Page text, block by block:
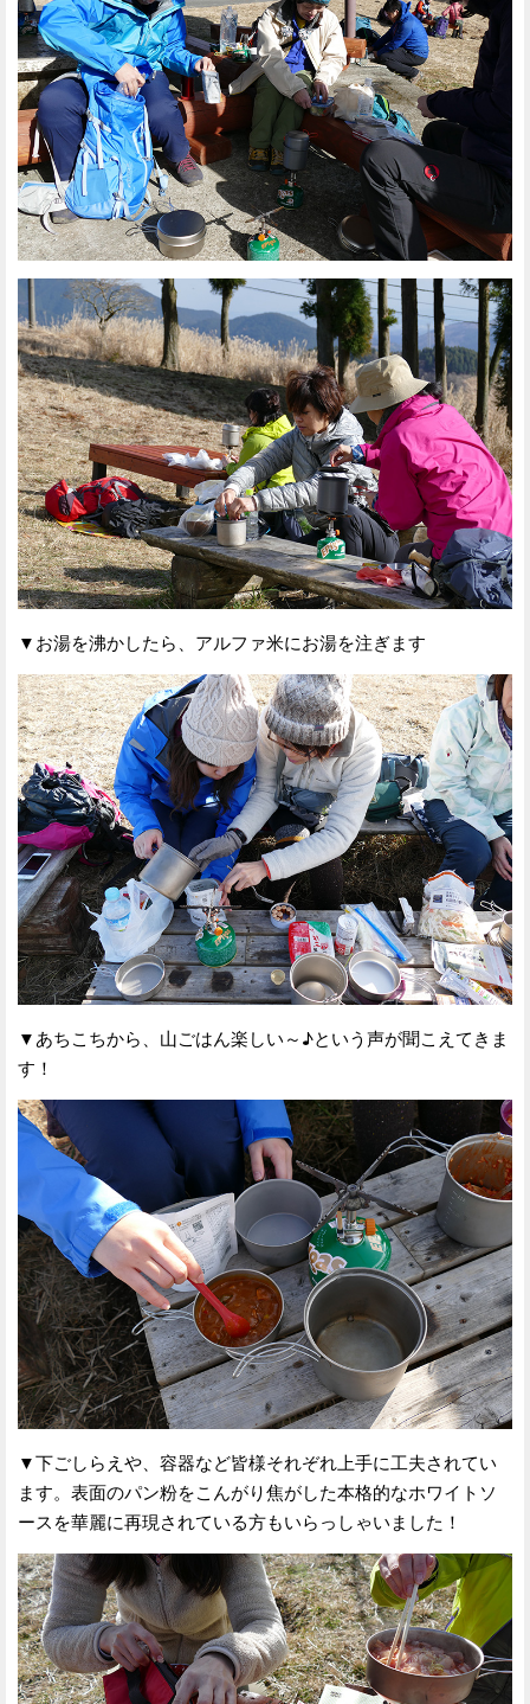
▼お湯を沸かしたら、アルファ米にお湯を注ぎます
▼あちこちから、山ごはん楽しい～♪という声が聞こえてきま
す！
▼下ごしらえや、容器など皆様それぞれ上手に工夫されてい
ます。表面のパン粉をこんがり焦がした本格的なホワイトソ
ースを華麗に再現されている方もいらっしゃいました！